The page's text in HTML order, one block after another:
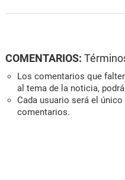
COMENTARIOS:
Los comentarios que
al tema de la noticia,
Cada usuario será el
comentarios.